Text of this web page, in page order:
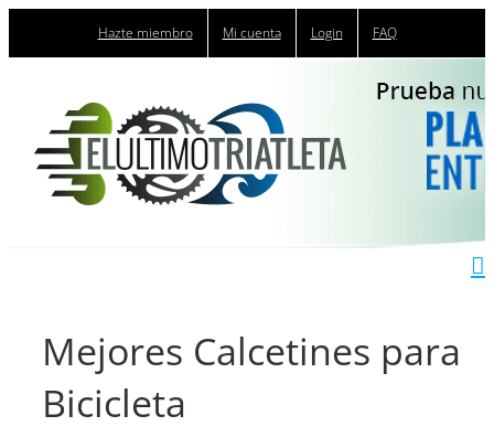
Hazte miembro Mi cuenta Login FAQ
Mejores Calcetines para
Bicicleta